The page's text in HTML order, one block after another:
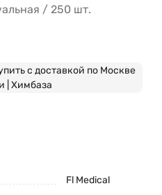
/ 250 шт.
с доставкой по Москве
| Химбаза
Fl Medical